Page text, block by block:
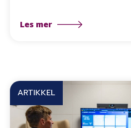
Les mer
ARTIKKEL